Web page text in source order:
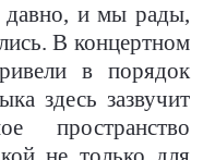
и мы рады,
В концертном
в порядок
здесь зазвучит
пространство